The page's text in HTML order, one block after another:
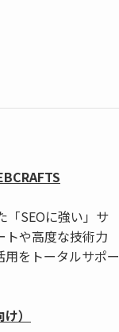
「SEOに強い」サ
トや高度な技術力
をトータルサポー
）